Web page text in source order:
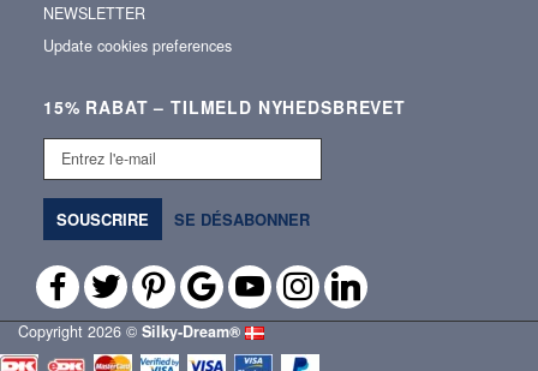
NEWSLETTER
Update cookies preferences
15% RABAT – TILMELD NYHEDSBREVET
Entrez
mail
SOUSCRIRE SE DÉSABONNER
Copyright 2026 © Silky‑Dream®